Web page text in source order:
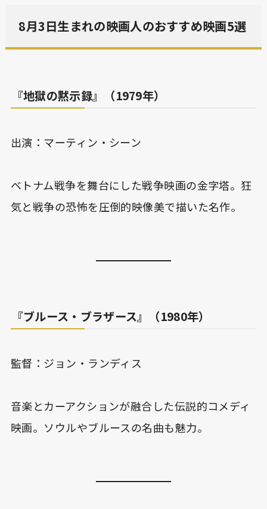
8月3日生まれの映画人のおすすめ映画5選
『地獄の黙示録』（1979年）
出演：マーティン・シーン
ベトナム戦争を舞台にした戦争映画の金字塔。狂
気と戦争の恐怖を圧倒的映像美で描いた名作。
『ブルース・ブラザース』（1980年）
監督：ジョン・ランディス
音楽とカーアクションが融合した伝説的コメディ
映画。ソウルやブルースの名曲も魅力。